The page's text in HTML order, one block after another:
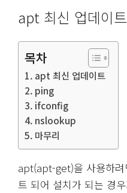
apt 최신 업데이트
목차
apt 최신 업데이트
ping
ifconfig
nslookup
마무리
apt(apt-get)을 사용하려
트 되어 설치가 되는 경